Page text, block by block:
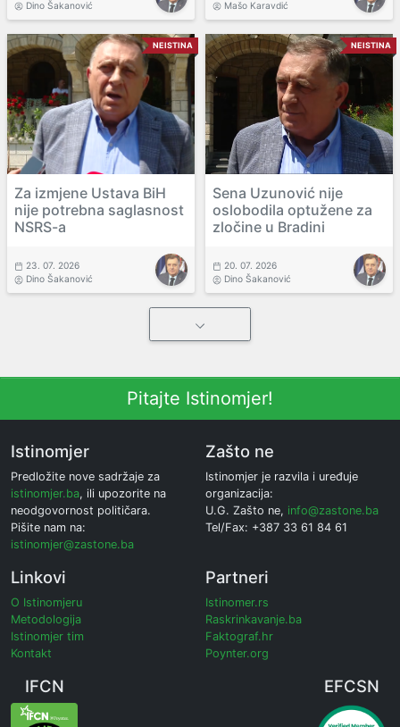
Dino Šakanović
Mašo Karavdić
NEISTINA
Za izmjene Ustava BiH
nije potrebna saglasnost
NSRS-a
23. 07. 2026
Dino Šakanović
NEISTINA
Sena Uzunović nije
oslobodila optužene za
zločine u Bradini
20. 07. 2026
Dino Šakanović
Pitajte Istinomjer!
Istinomjer
Predložite nove sadržaje za
istinomjer.ba, ili upozorite na
neodgovornost političara.
Pišite nam na:
istinomjer@zastone.ba
Zašto ne
Istinomjer je razvila i uređuje
organizacija:
U.G. Zašto ne, info@zastone.ba
Tel/Fax: +387 33 61 84 61
Linkovi
O Istinomjeru
Metodologija
Istinomjer tim
Kontakt
Partneri
Istinomer.rs
Raskrinkavanje.ba
Faktograf.hr
Poynter.org
IFCN EFCSN